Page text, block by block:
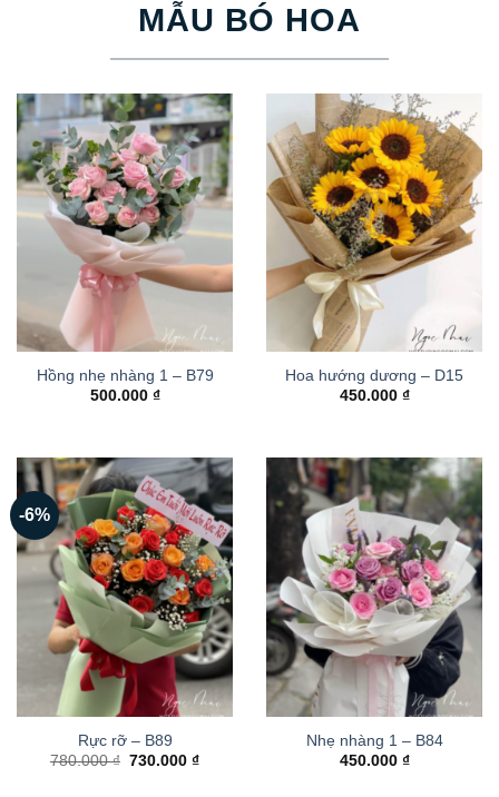
MẪU BÓ HOA
Hồng nhẹ nhàng 1 – B79
500.000 ₫
Hoa hướng dương – D15
450.000 ₫
-6%
Rực rỡ – B89
780.000₫ Giá
730.000₫Giá
Nhẹ nhàng 1 – B84
450.000 ₫